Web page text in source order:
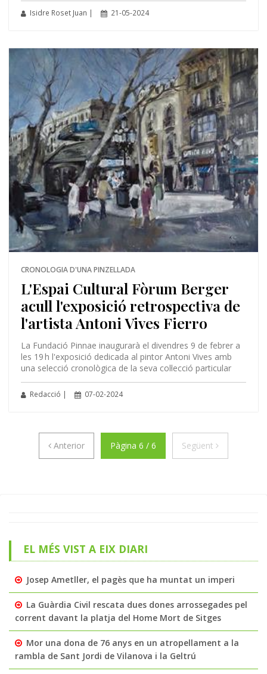
Isidre Roset Juan | 21-05-2024
CRONOLOGIA D'UNA PINZELLADA
L'Espai Cultural Fòrum Berger
acull l'exposició retrospectiva de
l'artista Antoni Vives Fierro
La Fundació Pinnae inaugurarà el divendres 9 de febrer a
les 19 h l'exposició dedicada al pintor Antoni Vives amb
una selecció cronològica de la seva col·lecció particular
Redacció | 07-02-2024
AnteriorAnteriorPàgina 6 / 6 Següent
EL MÉS VIST A EIX DIARI
Josep Ametller, el pagès que ha muntat un imperi
La Guàrdia Civil rescata dues dones arrossegades pel
corrent davant la platja del Home Mort de Sitges
Mor una dona de 76 anys en un atropellament a la
rambla de Sant Jordi de Vilanova i la Geltrú